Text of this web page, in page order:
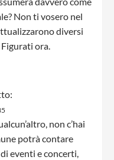
Non ti vosero nel
diversi
ora.
non c’hai
potrà contare
eventi e concerti,